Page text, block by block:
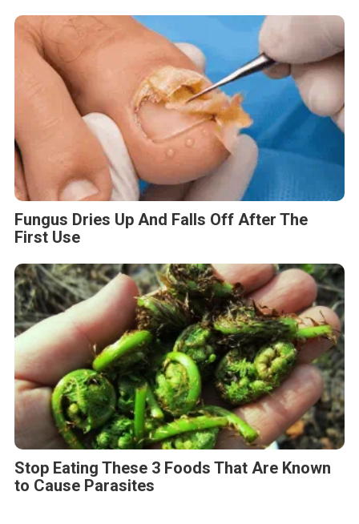
Fungus Dries Up And Falls Off After The
First Use
Stop Eating These 3 Foods That Are Known
to Cause Parasites